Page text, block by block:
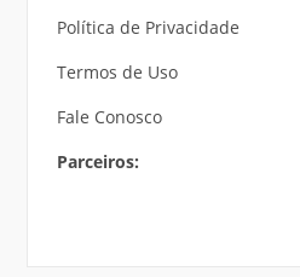
Política de Privacidade
Termos de Uso
Fale Conosco
Parceiros: